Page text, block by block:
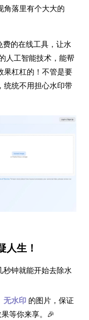
角落里有个大大的
费的在线工具，让水
人工智能技术，能帮
果杠杠的！不管是要
统统不用担心水印带
人生！
秒钟就能开始去除水
无水印 的图片，保证
等你来享。🎉